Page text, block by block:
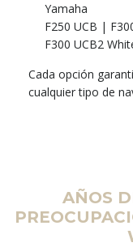
Yamaha
F250 UCB |
F300 UCB2
Cada opción
cualquier tipo de
AÑOS